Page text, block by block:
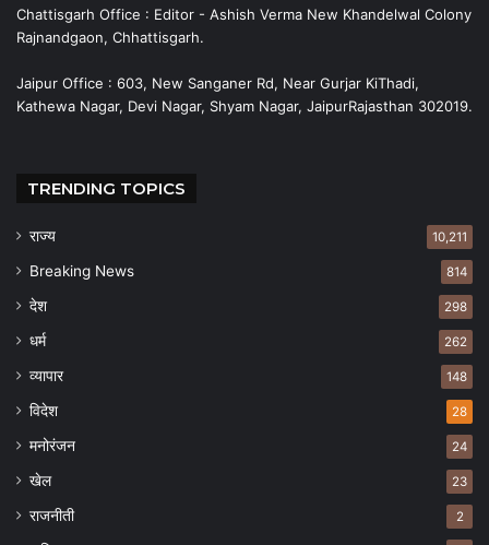
Chattisgarh Office : Editor - Ashish Verma New Khandelwal Colony
Rajnandgaon, Chhattisgarh.
Jaipur Office : 603, New Sanganer Rd, Near Gurjar KiThadi,
Kathewa Nagar, Devi Nagar, Shyam Nagar, JaipurRajasthan 302019.
TRENDING TOPICS
राज्य 10,211
Breaking News 814
देश 298
धर्म 262
व्यापार 148
विदेश 28
मनोरंजन 24
खेल 23
राजनीती 2